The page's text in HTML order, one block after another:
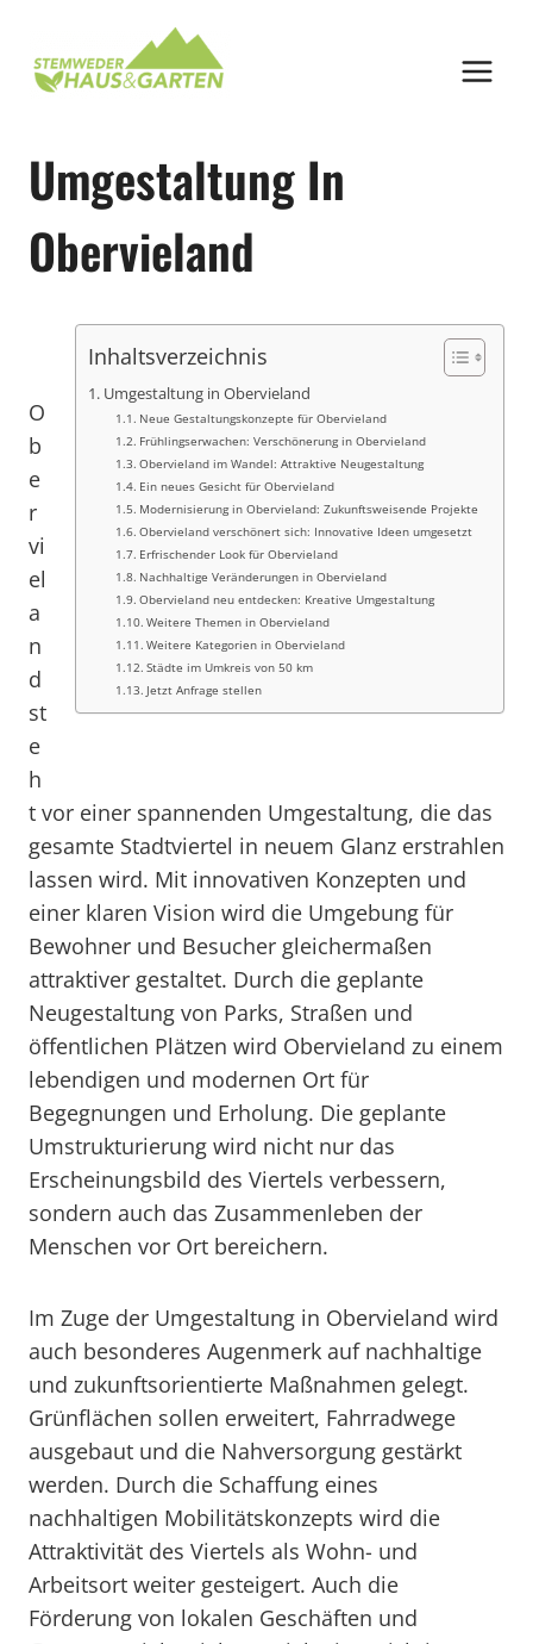
springen
Umgestaltung In
Obervieland
Inhaltsverzeichnis
Umgestaltung in Obervieland
Neue Gestaltungskonzepte für Obervieland
Frühlingserwachen: Verschönerung in Obervieland
Obervieland im Wandel: Attraktive Neugestaltung
Ein neues Gesicht für Obervieland
Modernisierung in Obervieland: Zukunftsweisende Projekte
Obervieland verschönert sich: Innovative Ideen umgesetzt
Erfrischender Look für Obervieland
Nachhaltige Veränderungen in Obervieland
Obervieland neu entdecken: Kreative Umgestaltung
Weitere Themen in Obervieland
Weitere Kategorien in Obervieland
Städte im Umkreis von 50 km
Jetzt Anfrage stellen
O
b
e
r
vi
el
a
n
d
st
e
h
t vor einer spannenden Umgestaltung, die das
gesamte Stadtviertel in neuem Glanz erstrahlen
lassen wird. Mit innovativen Konzepten und
einer klaren Vision wird die Umgebung für
Bewohner und Besucher gleichermaßen
attraktiver gestaltet. Durch die geplante
Neugestaltung von Parks, Straßen und
öffentlichen Plätzen wird Obervieland zu einem
lebendigen und modernen Ort für
Begegnungen und Erholung. Die geplante
Umstrukturierung wird nicht nur das
Erscheinungsbild des Viertels verbessern,
sondern auch das Zusammenleben der
Menschen vor Ort bereichern.
Im Zuge der Umgestaltung in Obervieland wird
auch besonderes Augenmerk auf nachhaltige
und zukunftsorientierte Maßnahmen gelegt.
Grünflächen sollen erweitert, Fahrradwege
ausgebaut und die Nahversorgung gestärkt
werden. Durch die Schaffung eines
nachhaltigen Mobilitätskonzepts wird die
Attraktivität des Viertels als Wohn- und
Arbeitsort weiter gesteigert. Auch die
Förderung von lokalen Geschäften und